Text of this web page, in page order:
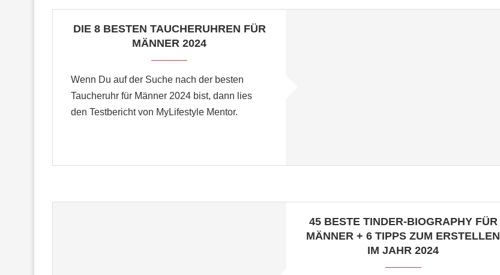
DIE 8 BESTEN TAUCHERUHREN FÜR
MÄNNER 2024
Wenn Du auf der Suche nach der besten
Taucheruhr für Männer 2024 bist, dann lies
den Testbericht von MyLifestyle Mentor.
45 BESTE TINDER-BIOGRAPHY FÜR
MÄNNER + 6 TIPPS ZUM ERSTELLEN
IM JAHR 2024